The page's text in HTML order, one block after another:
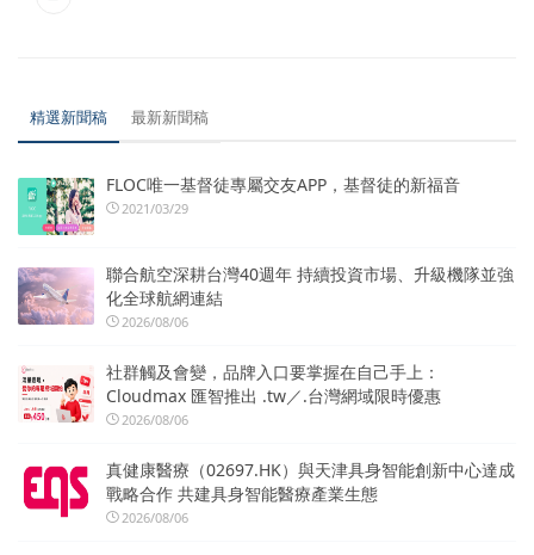
精選新聞稿 最新新聞稿
FLOC唯一基督徒專屬交友APP，基督徒的新福音
2021/03/29
聯合航空深耕台灣40週年 持續投資市場、升級機隊並強
化全球航網連結
2026/08/06
社群觸及會變，品牌入口要掌握在自己手上：
Cloudmax 匯智推出 .tw／.台灣網域限時優惠
2026/08/06
真健康醫療（02697.HK）與天津具身智能創新中心達成
戰略合作 共建具身智能醫療產業生態
2026/08/06